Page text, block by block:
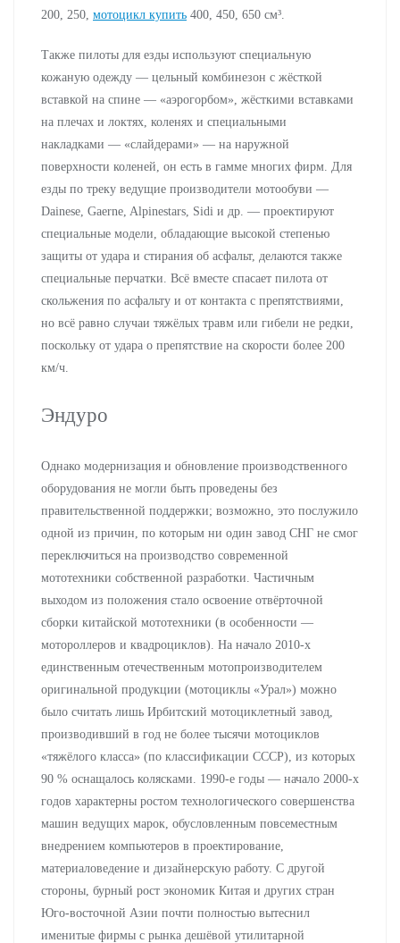
200, 250, мотоцикл купить 400, 450, 650 см³.
Также пилоты для езды используют специальную
кожаную одежду — цельный комбинезон с жёсткой
вставкой на спине — «аэрогорбом», жёсткими вставками
на плечах и локтях, коленях и специальными
накладками — «слайдерами» — на наружной
поверхности коленей, он есть в гамме многих фирм. Для
езды по треку ведущие производители мотообуви —
Dainese, Gaerne, Alpinestars, Sidi и др. — проектируют
специальные модели, обладающие высокой степенью
защиты от удара и стирания об асфальт, делаются также
специальные перчатки. Всё вместе спасает пилота от
скольжения по асфальту и от контакта с препятствиями,
но всё равно случаи тяжёлых травм или гибели не редки,
поскольку от удара о препятствие на скорости более 200
км/ч.
Эндуро
Однако модернизация и обновление производственного
оборудования не могли быть проведены без
правительственной поддержки; возможно, это послужило
одной из причин, по которым ни один завод СНГ не смог
переключиться на производство современной
мототехники собственной разработки. Частичным
выходом из положения стало освоение отвёрточной
сборки китайской мототехники (в особенности —
мотороллеров и квадроциклов). На начало 2010-х
единственным отечественным мотопроизводителем
оригинальной продукции (мотоциклы «Урал») можно
было считать лишь Ирбитский мотоциклетный завод,
производивший в год не более тысячи мотоциклов
«тяжёлого класса» (по классификации СССР), из которых
90 % оснащалось колясками. 1990-е годы — начало 2000-х
годов характерны ростом технологического совершенства
машин ведущих марок, обусловленным повсеместным
внедрением компьютеров в проектирование,
материаловедение и дизайнерскую работу. С другой
стороны, бурный рост экономик Китая и других стран
Юго-восточной Азии почти полностью вытеснил
именитые фирмы с рынка дешёвой утилитарной